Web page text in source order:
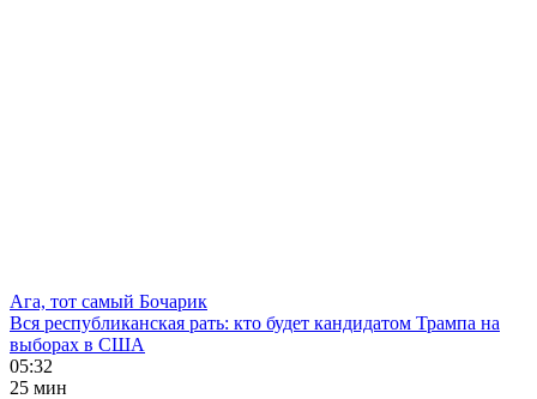
Ага, тот самый Бочарик
Вся республиканская рать: кто будет кандидатом Трампа на
выборах в США
05:32
25 мин